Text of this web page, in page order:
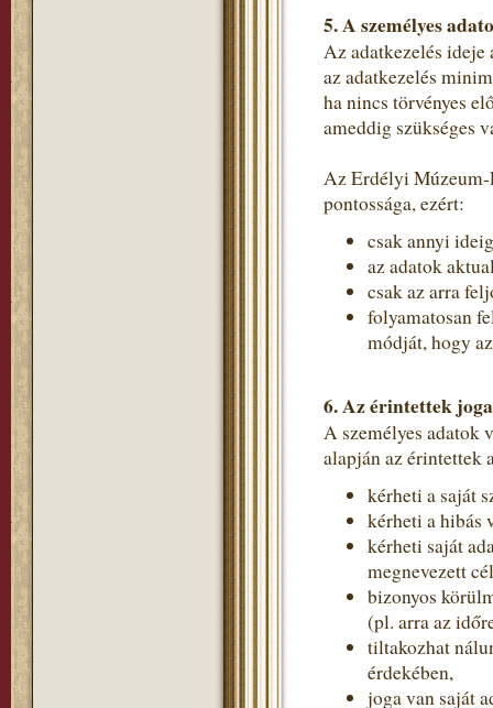
5. A személyes
Az adatkezelés ideje
az adatkezelés
ha nincs törvényes
ameddig szükséges
Az Erdélyi Múzeum-
pontossága, ezért:
csak annyi
az adatok
csak az arra
folyamatosan
módját, hogy
6. Az érintettek
A személyes adatok
alapján az érintettek
kérheti a saját
kérheti a hibás
kérheti saját
megnevezett
bizonyos
(pl. arra az
tiltakozhat
érdekében,
joga van saját